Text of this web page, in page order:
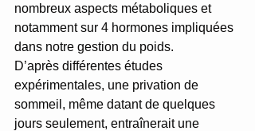
nombreux aspects métaboliques et
notamment sur 4 hormones impliquées
dans notre gestion du poids.
D’après différentes études
expérimentales, une privation de
sommeil, même datant de quelques
jours seulement, entraînerait une